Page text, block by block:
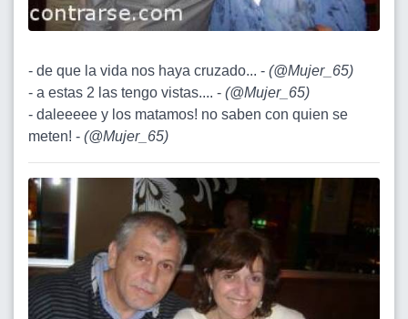
- de que la vida nos haya cruzado... - (@Mujer_65)
- a estas 2 las tengo vistas.... - (@Mujer_65)
- daleeeee y los matamos! no saben con quien se
meten! - (@Mujer_65)